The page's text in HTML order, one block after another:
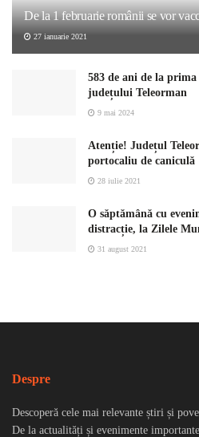
De la 1 februarie românii se vor
27 ianuarie 2021
583 de ani de la
județului Teleorman
9 mai 2024
Atenție! Județul
portocaliu de caniculă
28 iulie 2021
O săptămână cu
distracție, la Zilele
31 august 2021
Despre
Descoperă cele mai relevante știri și
De la actualități și evenimente